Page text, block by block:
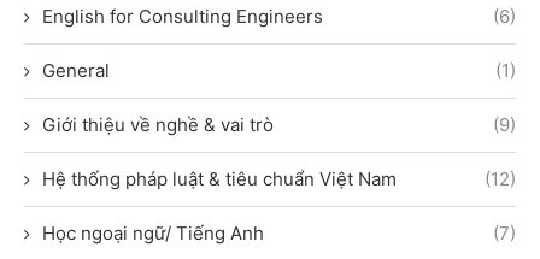
English for Consulting Engineers (6)
General (1)
Giới thiệu về nghề & vai trò (9)
Hệ thống pháp luật & tiêu chuẩn Việt Nam (12)
Học ngoại ngữ/ Tiếng Anh (7)